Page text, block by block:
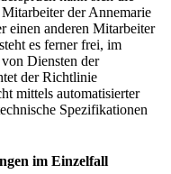
der Annemarie
einen anderen Mitarbeiter
es ferner frei, im
Diensten der
der Richtlinie
mittels automatisierter
Spezifikationen
im Einzelfall